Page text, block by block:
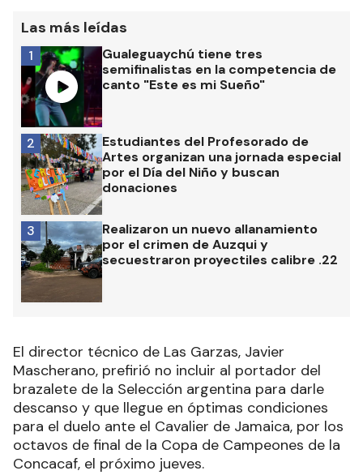
Las más leídas
Gualeguaychú tiene tres
semifinalistas en la competencia de
canto "Este es mi Sueño"
1
Estudiantes del Profesorado de
Artes organizan una jornada especial
por el Día del Niño y buscan
donaciones
2
Realizaron un nuevo allanamiento
por el crimen de Auzqui y
secuestraron proyectiles calibre .22
3
El director técnico de Las Garzas, Javier
Mascherano, prefirió no incluir al portador del
brazalete de la Selección argentina para darle
descanso y que llegue en óptimas condiciones
para el duelo ante el Cavalier de Jamaica, por los
octavos de final de la Copa de Campeones de la
Concacaf, el próximo jueves.